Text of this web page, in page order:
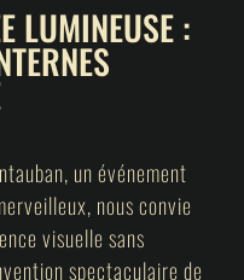
LUMINEUSE :
un événement
nous convie
visuelle sans
spectaculaire de